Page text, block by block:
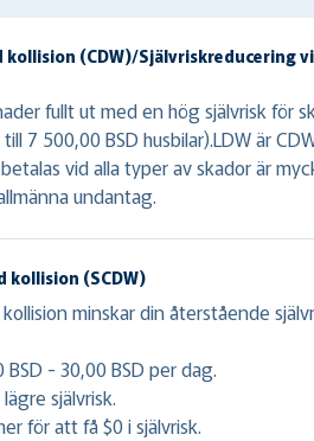
kollision (CDW)/Självriskreducering
fullt ut med en hög självrisk för
7 500,00 BSD husbilar).LDW är
vid alla typer av skador är
undantag.
kollision (SCDW)
minskar din återstående
- 30,00 BSD per dag.
självrisk.
för att få $0 i självrisk.